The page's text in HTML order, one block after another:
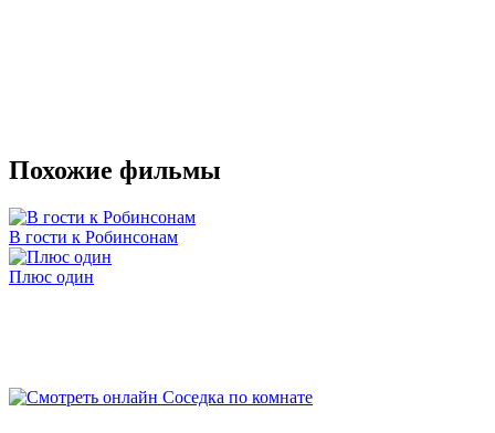
Похожие фильмы
В гости к Робинсонам
Плюс один